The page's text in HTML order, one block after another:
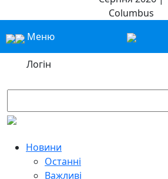
Columbus
Меню
Логін
Новини
Останні
Важливі